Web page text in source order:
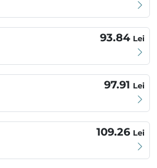
93.84 Lei
97.91 Lei
109.26 Lei